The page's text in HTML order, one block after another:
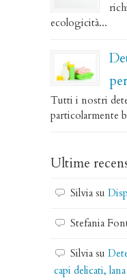
ecologicità...
Tutti i nostri
particolarmente
Ultime
Silvia su
Stefania
Silvia su
capi delicati,